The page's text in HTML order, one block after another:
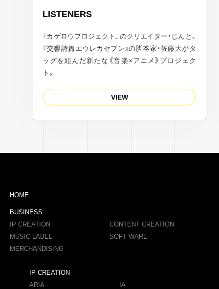
LISTENERS
『カゲロウプロジェクト』のクリエイター・じんと、
『交響詩篇エウレカセブン』の脚本家・佐藤大がタ
ッグを組んだ新たな《音楽×アニメ》プロジェク
ト。
VIEW
HOME
BUSINESS
IP CREATION
CONTENT CREATION
MUSIC LABEL
SOFT WARE
MERCHANDISING
IP CREATION
ARIA
IA